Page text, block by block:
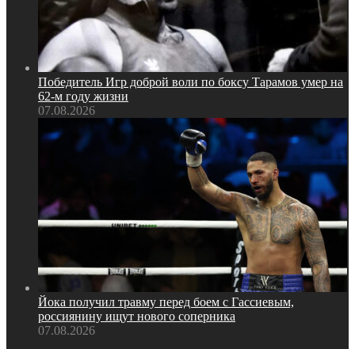
Победитель Игр доброй воли по боксу Тарамов умер на
62‑м году жизни
07.08.2026
Йока получил травму перед боем с Гассиевым,
россиянину ищут нового соперника
07.08.2026